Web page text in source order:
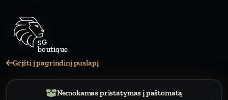
Grįžti į pagrindinį puslapį
Nemokamas pristatymas į paštomatą